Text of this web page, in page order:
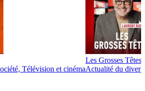
Télévision et cinéma
Les Grosses Têtes
Actualité du